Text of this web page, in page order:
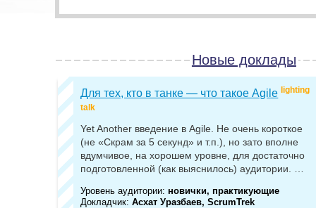
Новые доклады
Для тех, кто в танке — что такое Agile lighting
talk
Yet Another введение в Agile. Не очень короткое
(не «Скрам за 5 секунд» и т.п.), но зато вполне
вдумчивое, на хорошем уровне, для достаточно
подготовленной (как выяснилось) аудитории. …
Уровень аудитории:новички, практикующие
Докладчик:Асхат Уразбаев, ScrumTrek